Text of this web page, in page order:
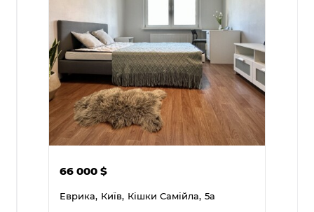
66 000$
Еврика, Київ, Кішки Самійла, 5а